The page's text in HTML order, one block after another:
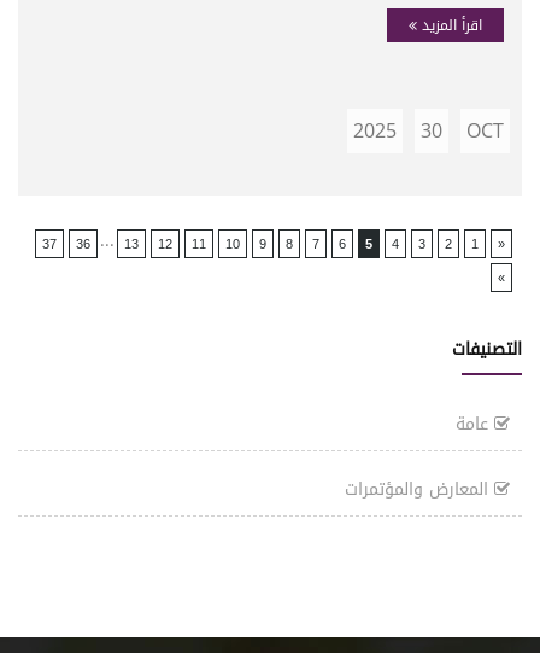
اقرأ المزيد
OCT
30
2025
«
1
2
3
4
5
6
7
8
9
10
11
12
13
...
36
37
»
التصنيفات
عامة
المعارض والمؤتمرات